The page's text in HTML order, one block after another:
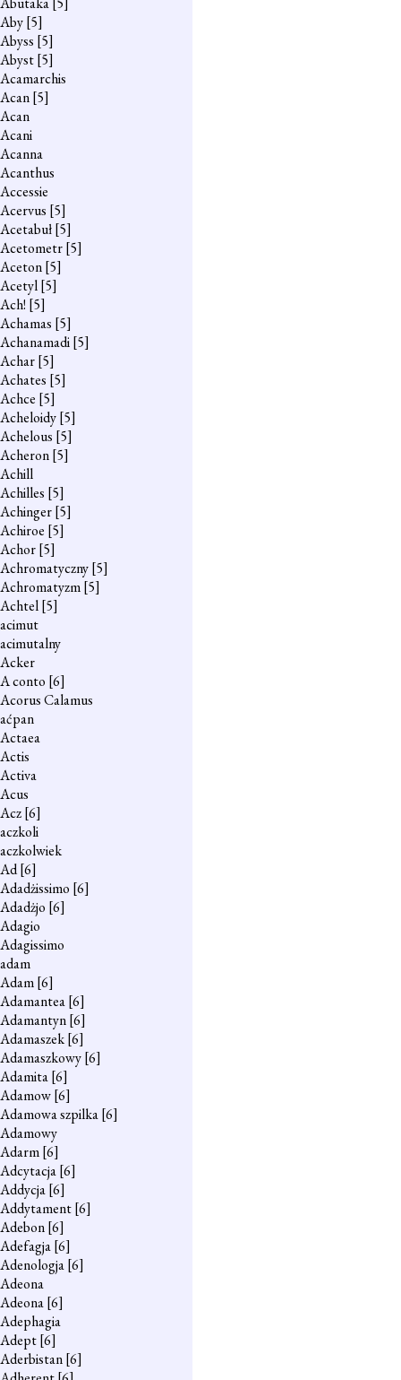
Aby[5]
Abyss [5]
Abyst[5]
Acamarchis
Acan[5]
Acan
Acani
Acanna
Acanthus
Accessie
Acervus [5]
Acetabuł[5]
Acetometr[5]
Aceton[5]
Acetyl[5]
Ach! [5]
Achamas [5]
Achanamadi[5]
Achar[5]
Achates [5]
Achce [5]
Acheloidy[5]
Achelous [5]
Acheron[5]
Achill
Achilles [5]
Achinger[5]
Achiroe [5]
Achor[5]
Achromatyczny[5]
Achromatyzm[5]
Achtel[5]
acimut
acimutalny
Acker
A conto [6]
Acorus Calamus
aćpan
Actaea
Actis
Activa
Acus
Acz[6]
aczkoli
aczkolwiek
Ad[6]
Adadżissimo [6]
Adadżjo [6]
Adagio
Adagissimo
adam
Adam[6]
Adamantea[6]
Adamantyn[6]
Adamaszek[6]
Adamaszkowy[6]
Adamita[6]
Adamow[6]
Adamowa szpilka[6]
Adamowy
Adarm[6]
Adcytacja[6]
Addycja[6]
Addytament[6]
Adebon[6]
Adefagja[6]
Adenologja[6]
Adeona
Adeona[6]
Adephagia
Adept[6]
Aderbistan[6]